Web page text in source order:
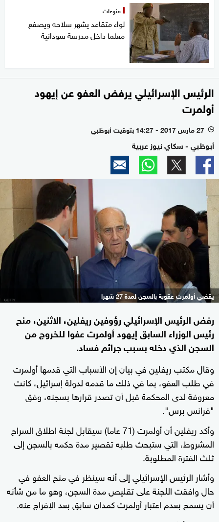
منوعات
لواء متقاعد يشهر سلاحه ويصفع
معلما داخل مدرسة سودانية
الرئيس الإسرائيلي يرفض العفو عن إيهود
أولمرت
l 27 مارس 2017 - 14:27 بتوقيت أبوظبي
أبوظبي - سكاي نيوز عربية
يقضي أولمرت عقوبة بالسجن لمدة 27 شهرا
رفض الرئيس الإسرائيلي رؤوفين ريفلين، الاثنين، منح
رئيس الوزراء السابق إيهود أولمرت عفوا للخروج من
السجن الذي دخله بسبب جرائم فساد.
وقال مكتب ريفلين في بيان إن الأسباب التي قدمها أولمرت
في طلب العفو، بما في ذلك ما قدمه لدولة إسرائيل، كانت
معروفة لدى المحكمة قبل أن تصدر قرارها بسجنه، وفق
"فرانس برس".
وأكد ريفلين أن أولمرت (71 عاما) سيقابل لجنة اطلاق السراح
المشروط، التي ستبحث طلبه تقصير مدة حكمه بالسجن إلى
ثلث الفترة المطلوبة.
وأشار الرئيس الإسرائيلي إلى أنه سينظر في منح العفو في
حال وافقت اللجنة على تقليص مدة السجن، وهو ما من شأنه
أن يسمح بعدم اعتبار أولمرت كمدان سابق بعد الإفراج عنه.